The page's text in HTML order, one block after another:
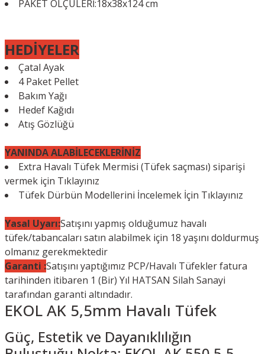
PAKET ÖLÇÜLERİ:18x38x124 cm
HEDİYELER
Çatal Ayak
4 Paket Pellet
Bakım Yağı
Hedef Kağıdı
Atış Gözlüğü
YANINDA ALABİLECEKLERİNİZ
Extra Havalı Tüfek Mermisi (Tüfek saçması) siparişi
vermek için Tıklayınız
Tüfek Dürbün Modellerini İncelemek İçin Tıklayınız
Yasal Uyarı:Satışını yapmış olduğumuz havalı
tüfek/tabancaları satın alabilmek için 18 yaşını doldurmuş
olmanız gerekmektedir
Garanti :Satışını yaptığımız PCP/Havalı Tüfekler fatura
tarihinden itibaren 1 (Bir) Yıl HATSAN Silah Sanayi
tarafından garanti altındadır.
EKOL AK 5,5mm Havalı Tüfek
Güç, Estetik ve Dayanıklılığın